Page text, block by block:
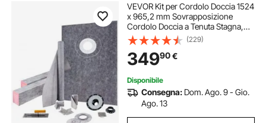
VEVOR Kit per Cordolo Doccia 1524
x 965,2 mm Sovrapposizione
Cordolo Doccia a Tenuta Stagna,
con Flangia di Collegamento Offset
in ABS 10 cm Griglia in Acciaio
Inossidabile 10 cm per La Vasca da
Bagno
(229)
34990€
Disponibile
Consegna: Dom. Ago. 9 - Gio.
Ago. 13